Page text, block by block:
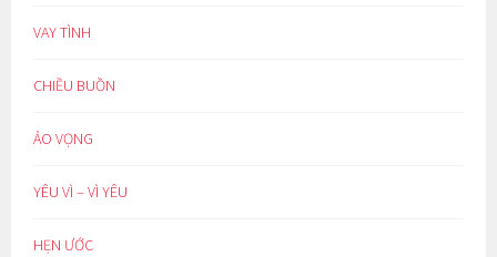
VAY TÌNH
CHIỀU BUỒN
ẢO VỌNG
YÊU VÌ – VÌ YÊU
HẸN ƯỚC